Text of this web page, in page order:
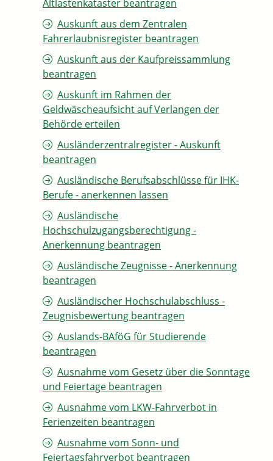
Altlastenkataster beantragen
Auskunft aus dem Zentralen
Fahrerlaubnisregister beantragen
Auskunft aus der Kaufpreissammlung
beantragen
Auskunft im Rahmen der
Geldwäscheaufsicht auf Verlangen der
Behörde erteilen
Ausländerzentralregister - Auskunft
beantragen
Ausländische Berufsabschlüsse für IHK-
Berufe - anerkennen lassen
Ausländische
Hochschulzugangsberechtigung -
Anerkennung beantragen
Ausländische Zeugnisse - Anerkennung
beantragen
Ausländischer Hochschulabschluss -
Zeugnisbewertung beantragen
Auslands-BAföG für Studierende
beantragen
Ausnahme vom Gesetz über die Sonntage
und Feiertage beantragen
Ausnahme vom LKW-Fahrverbot in
Ferienzeiten beantragen
Ausnahme vom Sonn- und
Feiertagsfahrverbot beantragen